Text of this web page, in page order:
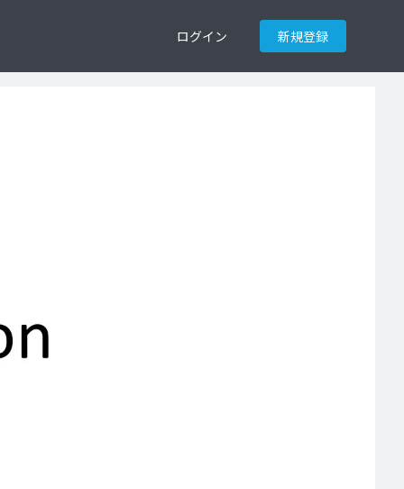
ログイン 新規登録